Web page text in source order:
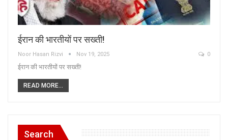
ईरान की भारतीयों पर सख्ती!
Noor Hasan Rizvi Nov 19, 2025 0
ईरान की भारतीयों पर सख्ती!
READ MORE...
Search